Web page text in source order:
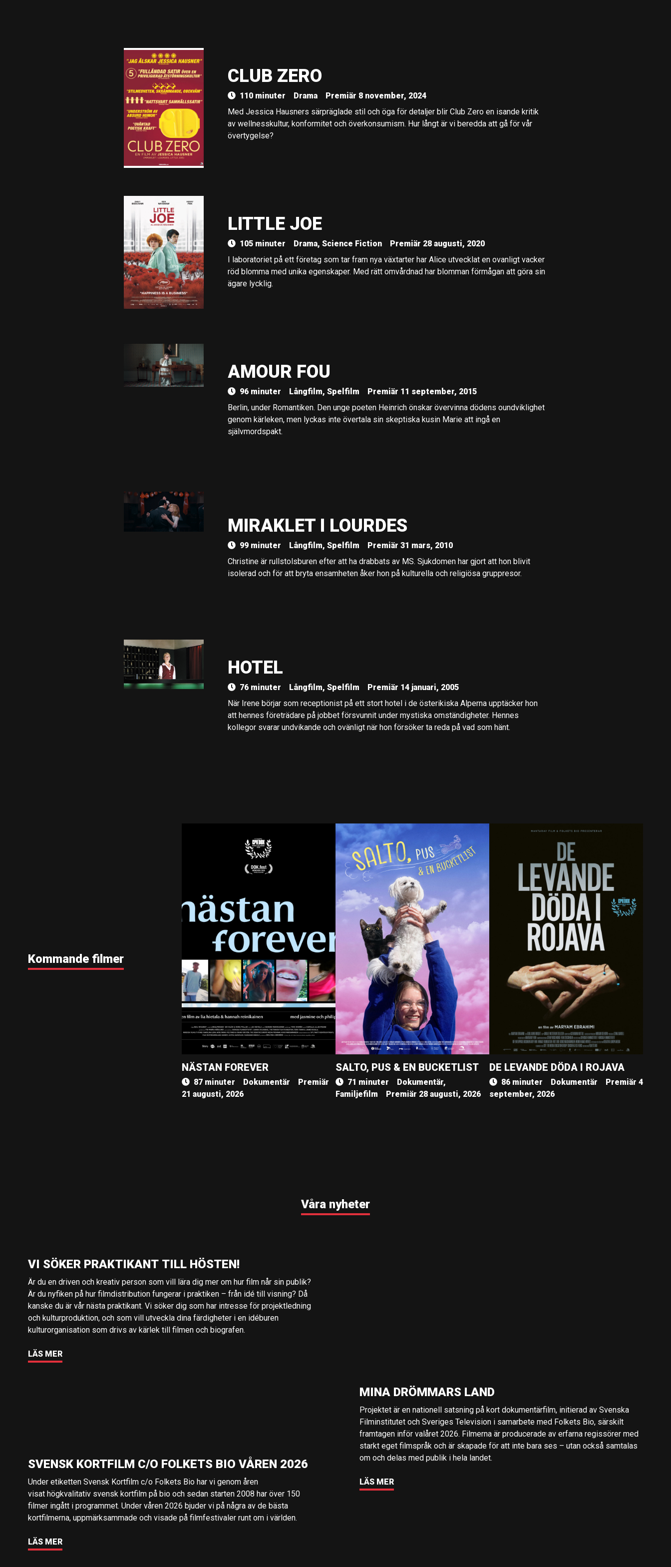
CLUB ZERO
110 minuter Drama
Premiär 8 november, 2024
Med Jessica Hausners särpräglade stil och öga för detaljer blir Club Zero en isande kritik
av wellnesskultur, konformitet och överkonsumism. Hur långt är vi beredda att gå för vår
övertygelse?
LITTLE JOE
105 minuter Drama, Science Fiction
Premiär 28 augusti, 2020
I laboratoriet på ett företag som tar fram nya växtarter har Alice utvecklat en ovanligt vacker
röd blomma med unika egenskaper. Med rätt omvårdnad har blomman förmågan att göra sin
ägare lycklig.
AMOUR FOU
96 minuter Långfilm, Spelfilm
Premiär 11 september, 2015
Berlin, under Romantiken. Den unge poeten Heinrich önskar övervinna dödens oundviklighet
genom kärleken, men lyckas inte övertala sin skeptiska kusin Marie att ingå en
självmordspakt.
MIRAKLET I LOURDES
99 minuter Långfilm, Spelfilm
Premiär 31 mars, 2010
Christine är rullstolsburen efter att ha drabbats av MS. Sjukdomen har gjort att hon blivit
isolerad och för att bryta ensamheten åker hon på kulturella och religiösa gruppresor.
HOTEL
76 minuter Långfilm, Spelfilm
Premiär 14 januari, 2005
När Irene börjar som receptionist på ett stort hotel i de österikiska Alperna upptäcker hon
att hennes företrädare på jobbet försvunnit under mystiska omständigheter. Hennes
kollegor svarar undvikande och ovänligt när hon försöker ta reda på vad som hänt.
Kommande filmer
NÄSTAN FOREVER
87 minuter Dokumentär
Premiär
21 augusti, 2026
SALTO, PUS & EN BUCKETLIST
71 minuter
Dokumentär,
Familjefilm
Premiär 28 augusti, 2026
DE LEVANDE DÖDA I ROJAVA
86 minuter Dokumentär
Premiär 4
september, 2026
Våra nyheter
VI SÖKER PRAKTIKANT TILL HÖSTEN!
Är du en driven och kreativ person som vill lära dig mer om hur film når sin publik?
Är du nyfiken på hur filmdistribution fungerar i praktiken – från idé till visning? Då
kanske du är vår nästa praktikant. Vi söker dig som har intresse för projektledning
och kulturproduktion, och som vill utveckla dina färdigheter i en idéburen
kulturorganisation som drivs av kärlek till filmen och biografen.
LÄS MER
MINA DRÖMMARS LAND
Projektet är en nationell satsning på kort dokumentärfilm, initierad av Svenska
Filminstitutet och Sveriges Television i samarbete med Folkets Bio, särskilt
framtagen inför valåret 2026. Filmerna är producerade av erfarna regissörer med
starkt eget filmspråk och är skapade för att inte bara ses – utan också samtalas
om och delas med publik i hela landet.
LÄS MER
SVENSK KORTFILM C/O FOLKETS BIO VÅREN 2026
Under etiketten Svensk Kortfilm c/o Folkets Bio har vi genom åren
visat högkvalitativ svensk kortfilm på bio och sedan starten 2008 har över 150
filmer ingått i programmet. Under våren 2026 bjuder vi på några av de bästa
kortfilmerna, uppmärksammade och visade på filmfestivaler runt om i världen.
LÄS MER